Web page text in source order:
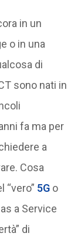
in un
o in una
di
sono nati in
fa ma per
a
Cosa
“vero” 5G o
a Service
di